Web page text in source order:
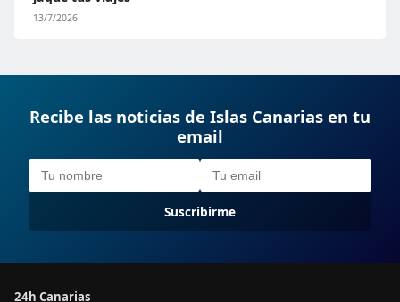
13/7/2026
Recibe las noticias de Islas Canarias en tu
email
Suscribirme
24h Canarias